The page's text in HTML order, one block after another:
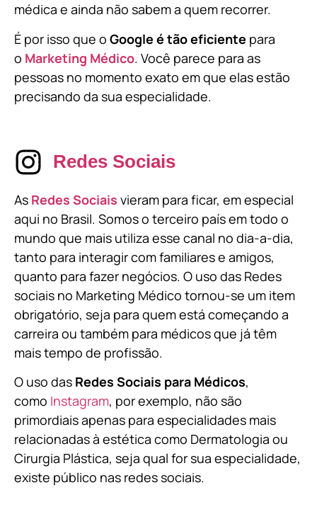
médica e ainda não sabem a quem recorrer.
É por isso que o Google é tão eficiente para
o Marketing Médico. Você parece para as
pessoas no momento exato em que elas estão
precisando da sua especialidade.
Redes Sociais
As Redes Sociais vieram para ficar, em especial
aqui no Brasil. Somos o terceiro país em todo o
mundo que mais utiliza esse canal no dia-a-dia,
tanto para interagir com familiares e amigos,
quanto para fazer negócios. O uso das Redes
sociais no Marketing Médico tornou-se um item
obrigatório, seja para quem está começando a
carreira ou também para médicos que já têm
mais tempo de profissão.
O uso das Redes Sociais para Médicos,
como Instagram, por exemplo, não são
primordiais apenas para especialidades mais
relacionadas à estética como Dermatologia ou
Cirurgia Plástica, seja qual for sua especialidade,
existe público nas redes sociais.